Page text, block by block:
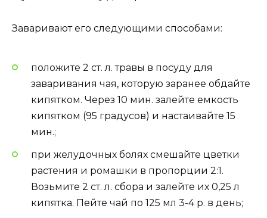
Заваривают его следующими способами:
положите 2 ст. л. травы в посуду для
заваривания чая, которую заранее обдайте
кипятком. Через 10 мин. залейте емкость
кипятком (95 градусов) и настаивайте 15
мин.;
при желудочных болях смешайте цветки
растения и ромашки в пропорции 2:1.
Возьмите 2 ст. л. сбора и залейте их 0,25 л
кипятка. Пейте чай по 125 мл 3-4 р. в день;